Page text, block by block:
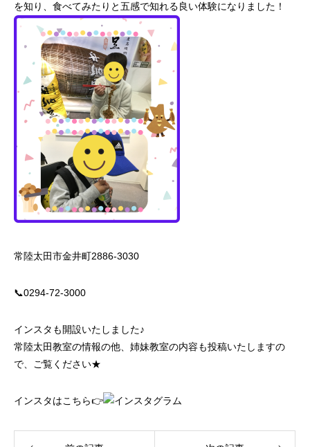
を知り、食べてみたりと五感で知れる良い体験になりました！
常陸太田市金井町2886‐3030
📞0294-72-3000
インスタも開設いたしました♪
常陸太田教室の情報の他、姉妹教室の内容も投稿いたしますの
で、ご覧ください★
インスタはこちら👉